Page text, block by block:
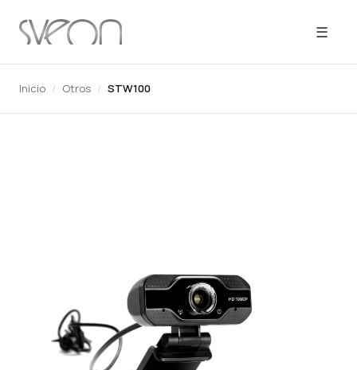
☰
Inicio / Otros / STW100